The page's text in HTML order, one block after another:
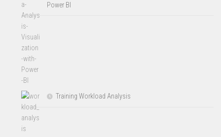
Power BI
Training Workload Analysis